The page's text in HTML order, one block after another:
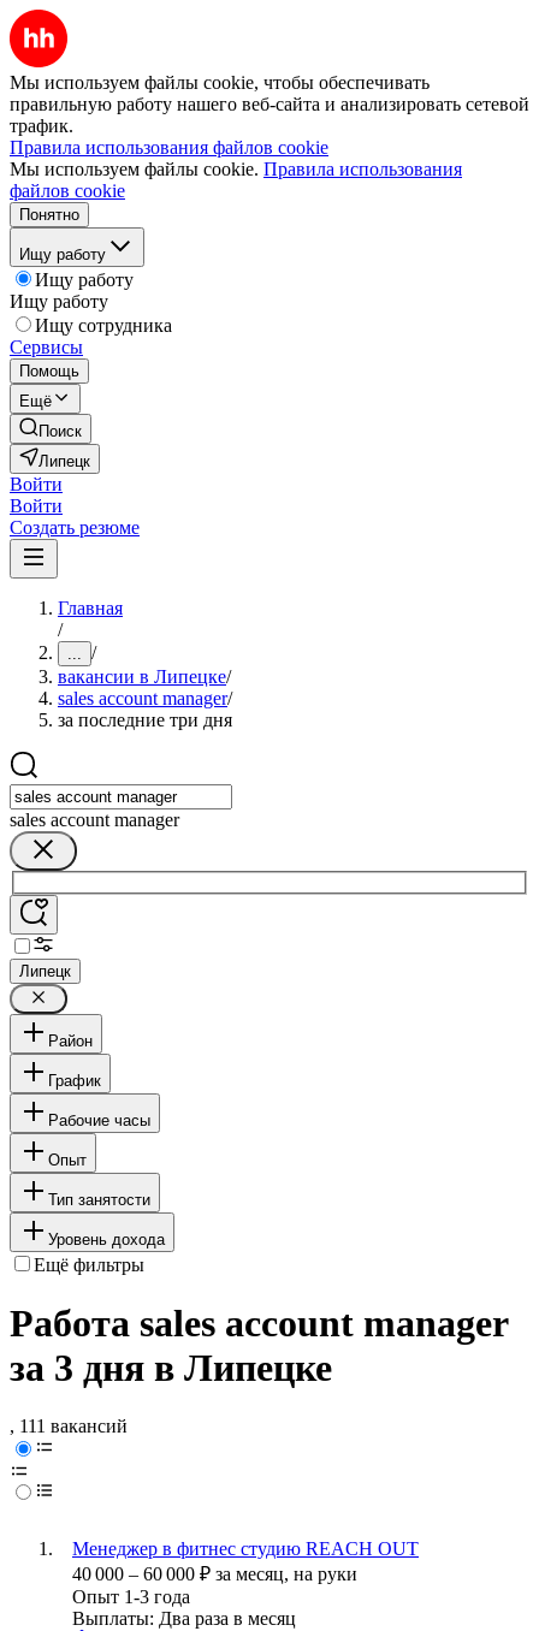
Мы используем файлы cookie, чтобы обеспечивать
правильную работу нашего веб-сайта и анализировать сетевой
трафик.
Правила использования файлов cookie
Мы используем файлы cookie. Правила использования
файлов cookie
Понятно
Ищу работу
Ищу работу
Ищу работу
Ищу сотрудника
Сервисы
Помощь
Ещё
Поиск
Липецк
Войти
Войти
Создать резюме
Главная
/
... /
вакансии в Липецке/
sales account manager/
за последние три дня
sales account manager
Липецк
Район
График
Рабочие часы
Опыт
Тип занятости
Уровень дохода
Ещё фильтры
Работа sales account manager
за 3 дня в Липецке
, 111 вакансий
Менеджер в фитнес студию REACH OUT
40 000 – 60 000 ₽ за месяц, на руки
Опыт 1-3 года
Выплаты: Два раза в месяц